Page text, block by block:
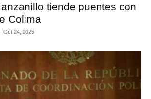
tiende puentes con
Colima
- Oct 24, 2025